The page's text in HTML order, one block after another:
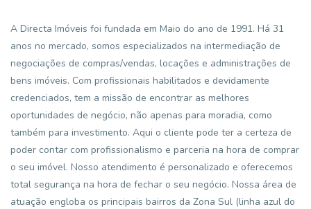
A Directa Imóveis foi fundada em Maio do ano de 1991. Há 31
anos no mercado, somos especializados na intermediação de
negociações de compras/vendas, locações e administrações de
bens imóveis. Com profissionais habilitados e devidamente
credenciados, tem a missão de encontrar as melhores
oportunidades de negócio, não apenas para moradia, como
também para investimento. Aqui o cliente pode ter a certeza de
poder contar com profissionalismo e parceria na hora de comprar
o seu imóvel. Nosso atendimento é personalizado e oferecemos
total segurança na hora de fechar o seu negócio. Nossa área de
atuação engloba os principais bairros da Zona Sul (linha azul do